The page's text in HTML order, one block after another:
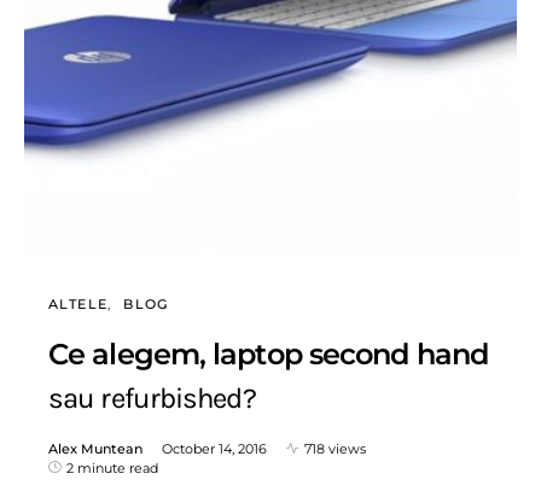
ALTELE BLOG
Ce alegem, laptop second hand
sau refurbished?
Alex Muntean October 14, 2016
718 views
2 minute read